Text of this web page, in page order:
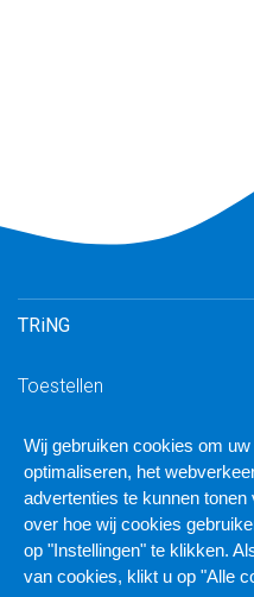
TRiNG
Toestellen
Downloads
TRiNG geschikte VoIP-
Inloggen cluster
Wij gebruiken cookies om
optimaliseren, het
advertenties te kunnen
over hoe wij cookies
op "Instellingen" te klikken.
van cookies, klikt u op "Alle